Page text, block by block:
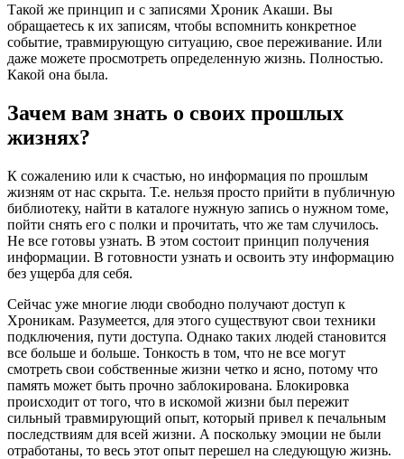
Такой же принцип и с записями Хроник Акаши. Вы
обращаетесь к их записям, чтобы вспомнить конкретное
событие, травмирующую ситуацию, свое переживание. Или
даже можете просмотреть определенную жизнь. Полностью.
Какой она была.
Зачем вам знать о своих прошлых
жизнях?
К сожалению или к счастью, но информация по прошлым
жизням от нас скрыта. Т.е. нельзя просто прийти в публичную
библиотеку, найти в каталоге нужную запись о нужном томе,
пойти снять его с полки и прочитать, что же там случилось.
Не все готовы узнать. В этом состоит принцип получения
информации. В готовности узнать и освоить эту информацию
без ущерба для себя.
Сейчас уже многие люди свободно получают доступ к
Хроникам. Разумеется, для этого существуют свои техники
подключения, пути доступа. Однако таких людей становится
все больше и больше. Тонкость в том, что не все могут
смотреть свои собственные жизни четко и ясно, потому что
память может быть прочно заблокирована. Блокировка
происходит от того, что в искомой жизни был пережит
сильный травмирующий опыт, который привел к печальным
последствиям для всей жизни. А поскольку эмоции не были
отработаны, то весь этот опыт перешел на следующую жизнь.